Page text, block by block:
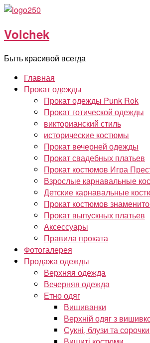
Перейти
содержимому
Volchek
Быть красивой всегда
Главная
Прокат одежды
Прокат одежды Punk Rok
Прокат готической одежды
викторианский стиль
исторические костюмы
Прокат вечерней одежды
Прокат свадебных платьев
Прокат костюмов Игра
Взрослые карнавальные
Детские карнавальные
Прокат костюмов
Прокат выпускных платьев
Аксессуары
Правила проката
Фотогалерея
Продажа одежды
Верхняя одежда
Вечерняя одежда
Етно одяг
Вишиванки
Верхній одяг з
Сукні, блузи та сорочки